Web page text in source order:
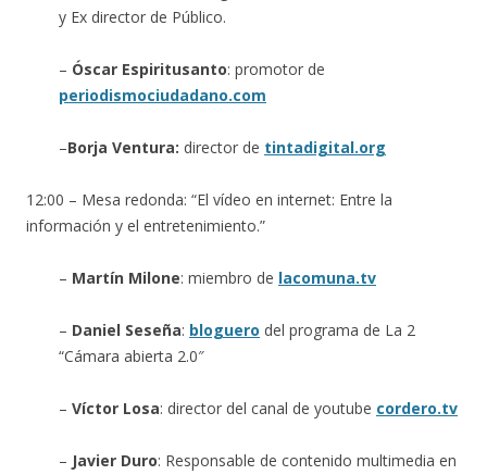
y Ex director de Público.
– Óscar Espiritusanto: promotor de
periodismociudadano.com
–Borja Ventura: director de tintadigital.org
12:00 – Mesa redonda: “El vídeo en internet: Entre la
información y el entretenimiento.”
– Martín Milone: miembro de lacomuna.tv
– Daniel Seseña: bloguero del programa de La 2
“Cámara abierta 2.0″
– Víctor Losa: director del canal de youtube cordero.tv
– Javier Duro: Responsable de contenido multimedia en